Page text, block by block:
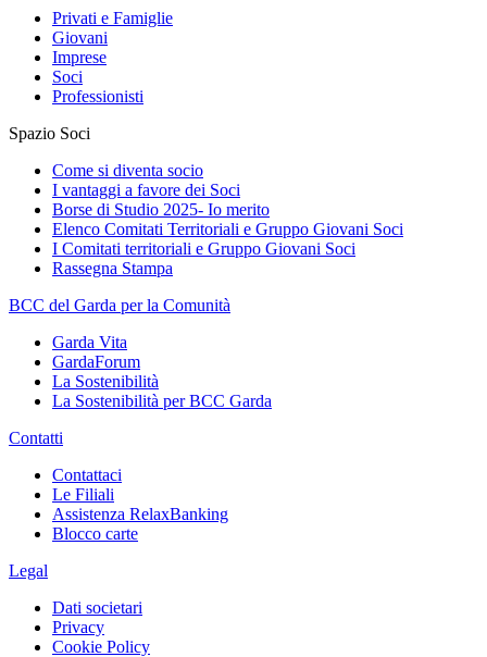
Privati e Famiglie
Giovani
Imprese
Soci
Professionisti
Spazio Soci
Come si diventa socio
I vantaggi a favore dei Soci
Borse di Studio 2025- Io merito
Elenco Comitati Territoriali e Gruppo Giovani Soci
I Comitati territoriali e Gruppo Giovani Soci
Rassegna Stampa
BCC del Garda per la Comunità
Garda Vita
GardaForum
La Sostenibilità
La Sostenibilità per BCC Garda
Contatti
Contattaci
Le Filiali
Assistenza RelaxBanking
Blocco carte
Legal
Dati societari
Privacy
Cookie Policy